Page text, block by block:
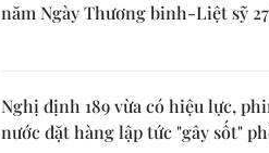
năm Ngày Thương binh-Liệt sỹ
Nghị định 189 vừa có hiệu lực,
nước đặt hàng lập tức "gây sốt"